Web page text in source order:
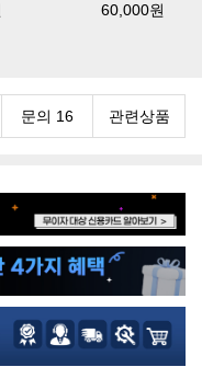
60,000원
문의 16 관련상품